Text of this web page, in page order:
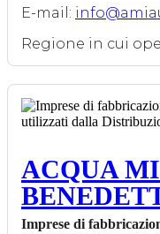
E-mail:
Regione in cui
ACQUA
Imprese di